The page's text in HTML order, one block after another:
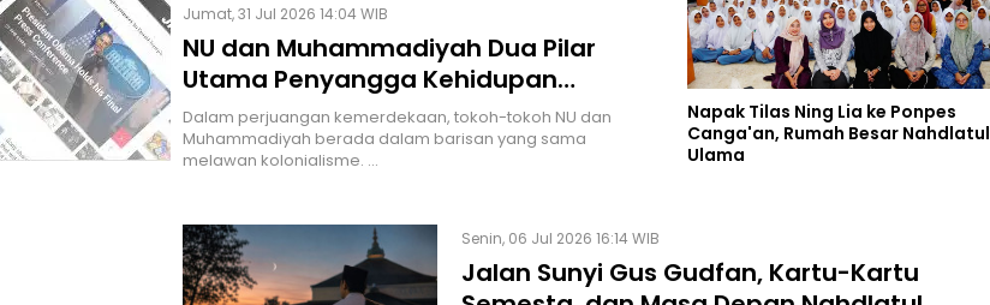
Jumat, 31 Jul 2026 14:04 WIB
NU dan Muhammadiyah Dua Pilar
Utama Penyangga Kehidupan
Kebangsaan Indonesia Selama Lebih
dari Satu Abad
Dalam perjuangan kemerdekaan, tokoh-tokoh NU dan
Muhammadiyah berada dalam barisan yang sama
melawan kolonialisme. …
Napak Tilas Ning Lia ke Ponpes
Canga'an, Rumah Besar Nahdlatul
Ulama
Senin, 06 Jul 2026 16:14 WIB
Jalan Sunyi Gus Gudfan, Kartu-Kartu